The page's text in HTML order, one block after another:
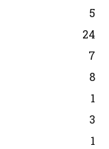
5
24
7
8
1
3
1